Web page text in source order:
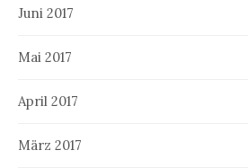
Juni 2017
Mai 2017
April 2017
März 2017